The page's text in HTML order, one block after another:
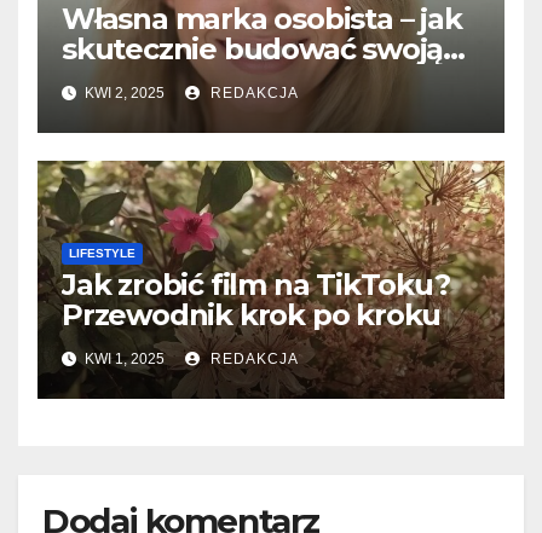
Własna marka osobista – jak
skutecznie budować swoją
reputację w sieci?
KWI 2, 2025 REDAKCJA
LIFESTYLE
Jak zrobić film na TikToku?
Przewodnik krok po kroku
KWI 1, 2025 REDAKCJA
Dodaj komentarz